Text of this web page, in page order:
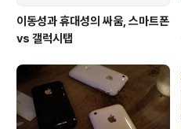
이동성과 휴대성의 싸움, 스마트폰
vs 갤럭시탭